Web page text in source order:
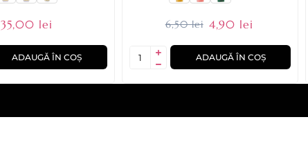
35,00 lei
ADAUGĂ ÎN COȘ
6,50 lei 4,90 lei
ADAUGĂ ÎN COȘ